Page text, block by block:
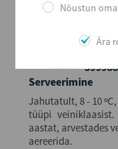
6
Serveerimine
Jahutatult, 8 - 10
tüüpi
aastat, arvestades
aereerida.
Nõustun
Ära